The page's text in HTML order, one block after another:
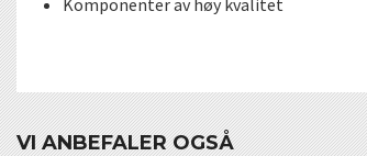
Komponenter av høy kvalitet
VI ANBEFALER OGSÅ